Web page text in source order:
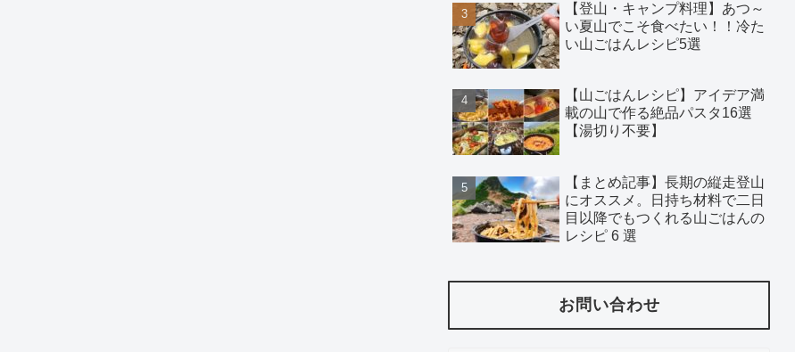
【登山・キャンプ料理】あつ～
い夏山でこそ食べたい！！冷た
い山ごはんレシピ5選
【山ごはんレシピ】アイデア満
載の山で作る絶品パスタ16選
【湯切り不要】
【まとめ記事】長期の縦走登山
にオススメ。日持ち材料で二日
目以降でもつくれる山ごはんの
レシピ 6 選
お問い合わせ